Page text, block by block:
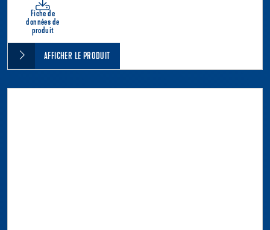
Fiche de
données de
produit
AFFICHER LE PRODUIT